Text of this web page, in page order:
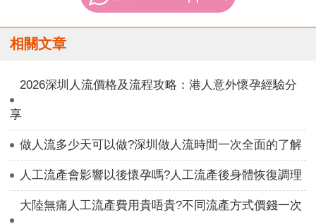
相關文章
2026深圳人流價格及流程攻略：港人意外懷孕經驗分
享
做人流多少天可以做?深圳做人流時間一次全面的了解
人工流產會影響以後懷孕嗎?人工流產後身體恢復調理
大陸無痛人工流產費用貴唔貴?不同流產方式價錢一次